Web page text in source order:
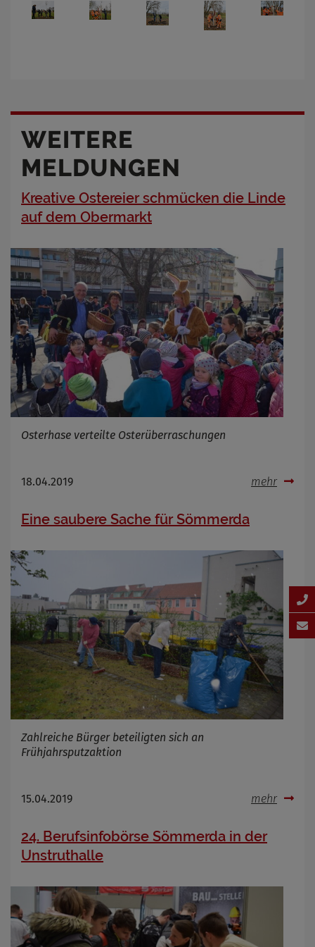
WEITERE
MELDUNGEN
Kreative Ostereier schmücken die Linde
auf dem Obermarkt
Osterhase verteilte Osterüberraschungen
18.04.2019 mehr
Eine saubere Sache für Sömmerda
Zahlreiche Bürger beteiligten sich an
Frühjahrsputzaktion
15.04.2019 mehr
24. Berufsinfobörse Sömmerda in der
Unstruthalle